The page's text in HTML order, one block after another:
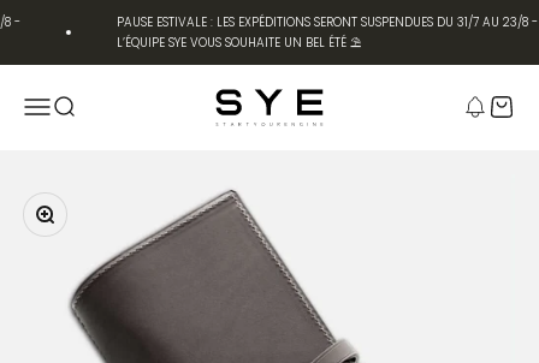
Aller directement au contenu
-
PAUSE ESTIVALE : LES EXPÉDITIONS SERONT SUSPENDUES DU 31/7 AU 23/8 -
L’ÉQUIPE SYE VOUS SOUHAITE UN BEL ÉTÉ ⛱️
MenuRecherche
Panier
Zoom